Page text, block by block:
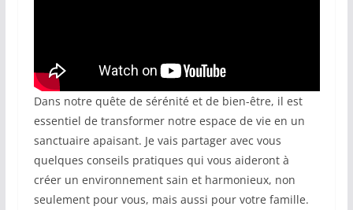
Dans notre quête de sérénité et de bien-être, il est
essentiel de transformer notre espace de vie en un
sanctuaire apaisant. Je vais partager avec vous
quelques conseils pratiques qui vous aideront à
créer un environnement sain et harmonieux, non
seulement pour vous, mais aussi pour votre famille.